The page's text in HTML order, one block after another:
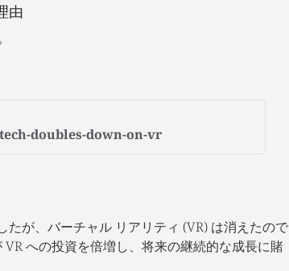
由
doubles-down-on-vr
が、バーチャル リアリティ (VR) は消えたので
への投資を倍増し、将来の継続的な成長に賭